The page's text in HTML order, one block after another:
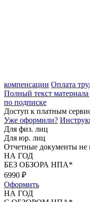
компенсации Оплата
Полный текст материала
по подписке
Доступ к платным
Уже оформили?
Для физ. лиц
Для юр. лиц
Отчетные документы не
НА ГОД
БЕЗ ОБЗОРА НПА*
6990 ₽
Оформить
НА ГОД